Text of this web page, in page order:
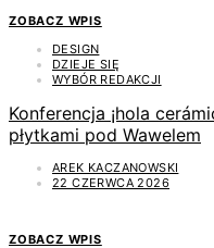
ZOBACZ WPIS
DESIGN
DZIEJE SIĘ
WYBÓR REDAKCJI
Konferencja ¡hola
płytkami pod Wawelem
AREK KACZANOWSKI
22 CZERWCA 2026
ZOBACZ WPIS